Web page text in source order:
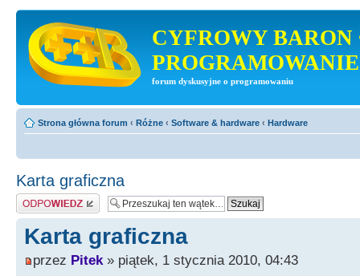
CYFROWY BARON
PROGRAMOWANIE
forum dyskusyjne o programowaniu
Strona główna forum ‹ Różne ‹ Software & hardware ‹ Hardware
Karta graficzna
Odpowiedz
Karta graficzna
przez Pitek » piątek, 1 stycznia 2010, 04:43